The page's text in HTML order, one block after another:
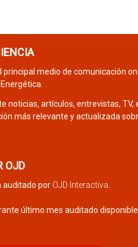
principal medio de comunicación
noticias, artículos, entrevistas, TV,
más relevante y actualizada
OJD
auditado por OJD Interactiva
último mes auditado